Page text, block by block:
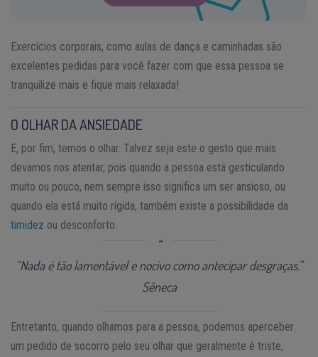
Exercícios corporais, como aulas de dança e caminhadas são
excelentes pedidas para você fazer com que essa pessoa se
tranquilize mais e fique mais relaxada!
O OLHAR DA ANSIEDADE
E, por fim, temos o olhar. Talvez seja este o gesto que mais
devamos nos atentar, pois quando a pessoa está gesticulando
muito ou pouco, nem sempre isso significa um ser ansioso, ou
quando ela está muito rígida, também existe a possibilidade da
timidez ou desconforto.
“Nada é tão lamentável e nocivo como antecipar desgraças.”
Sêneca
Entretanto, quando olhamos para a pessoa, podemos aperceber
um pedido de socorro pelo seu olhar que geralmente é triste,